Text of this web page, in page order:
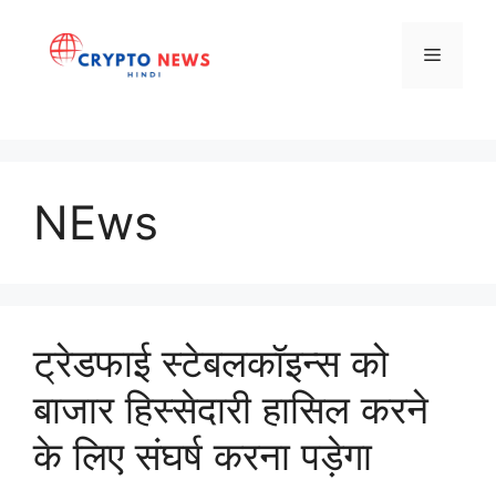
content
Menu
NEws
ट्रेडफाई स्टेबलकॉइन्स को
बाजार हिस्सेदारी हासिल करने
के लिए संघर्ष करना पड़ेगा